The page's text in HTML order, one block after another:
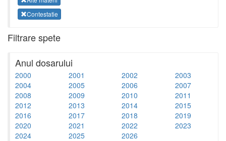
Contestatie
Filtrare spete
Anul dosarului
2000 2001 2002
2003
2004
2005 2006
2007
2008
2009 2010
2011
2012
2013 2014
2015
2016
2017 2018
2019
2020
2021 2022
2023
2024
2025 2026